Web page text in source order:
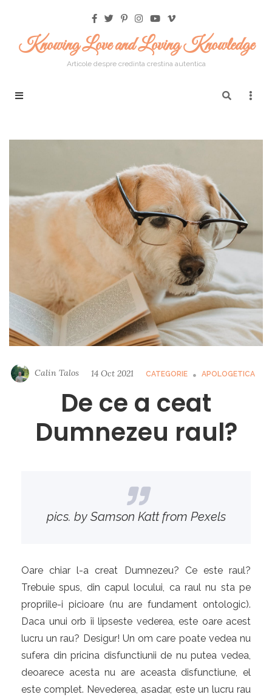
Knowing Love and Loving Knowledge
Articole despre credinta crestina autentica
Calin Talos 14 Oct 2021 CATEGORIE APOLOGETICA
De ce a ceat
Dumnezeu raul?
pics. by Samson Katt from Pexels
Oare chiar l-a creat Dumnezeu? Ce este raul?
Trebuie spus, din capul locului, ca raul nu sta pe
propriile-i picioare (nu are fundament ontologic).
Daca unui orb îi lipseste vederea, este oare acest
lucru un rau? Desigur! Un om care poate vedea nu
sufera din pricina disfunctiunii de nu putea vedea,
deoarece acesta nu are aceasta disfunctiune, el
este complet. Nevederea, asadar, este un lucru rau